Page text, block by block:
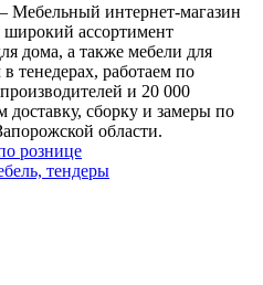
интернет-магазин
ассортимент
дома, а также мебели для
тенедерах, работаем по
и 20 000
сборку и замеры по
области.
рознице
тендеры